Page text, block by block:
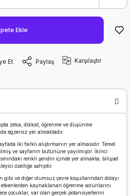
Ekle
Et Paylaş Karşılaştır
zeka, dikkat, öğrenme ve düşünme
egzersiz yer almaktadır.
iki farklı alıştırmanın yer almasıdır. Temel
ve sayfanın bütününe yayılmıştır. İkinci
renkli şeridin içinde yer almakta; bilişsel
özelliğe sahiptir.
gibi ve diğer olumsuz çevre koşullarından dolayı
kaynaklanan öğrenme sorunlarını
çocuklar, var olan gerçek potansiyellerini